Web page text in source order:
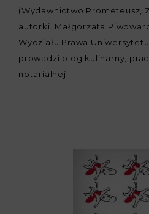
(Wydawnictwo Prometeusz,
autorki. Małgorzata
Wydziału Prawa
prowadzi blog kulinarny,
notarialnej.